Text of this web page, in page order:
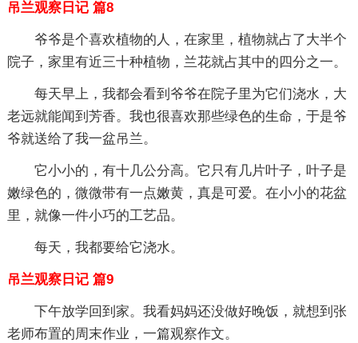
吊兰观察日记 篇8
爷爷是个喜欢植物的人，在家里，植物就占了大半个
院子，家里有近三十种植物，兰花就占其中的四分之一。
每天早上，我都会看到爷爷在院子里为它们浇水，大
老远就能闻到芳香。我也很喜欢那些绿色的生命，于是爷
爷就送给了我一盆吊兰。
它小小的，有十几公分高。它只有几片叶子，叶子是
嫩绿色的，微微带有一点嫩黄，真是可爱。在小小的花盆
里，就像一件小巧的工艺品。
每天，我都要给它浇水。
吊兰观察日记 篇9
下午放学回到家。我看妈妈还没做好晚饭，就想到张
老师布置的周末作业，一篇观察作文。